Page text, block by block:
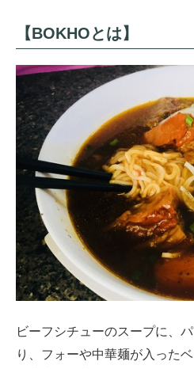
【BOKHOとは】
ビーフシチューのスープに、
り、フォーや中華麺が入った